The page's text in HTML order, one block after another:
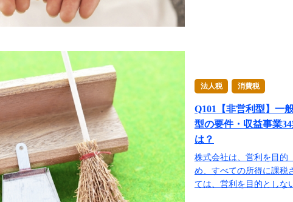
法人税 消費税
Q101【非営利型】一
型の要件・収益事業
は？
株式会社は、営利を目的
め、すべての所得に課税
ては、営利を目的としな